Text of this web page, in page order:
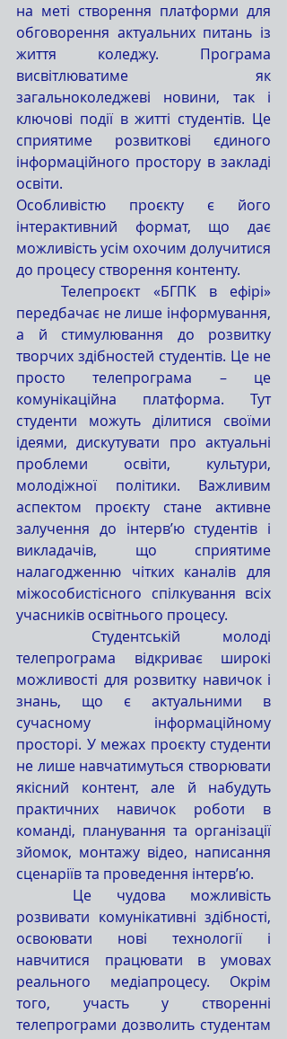
на меті створення платформи для
обговорення актуальних питань із
життя коледжу. Програма
висвітлюватиме як
загальноколеджеві новини, так і
ключові події в житті студентів. Це
сприятиме розвиткові єдиного
інформаційного простору в закладі
освіти.
Особливістю проєкту є його
інтерактивний формат, що дає
можливість усім охочим долучитися
до процесу створення контенту.
	Телепроєкт «БГПК в ефірі»
передбачає не лише інформування,
а й стимулювання до розвитку
творчих здібностей студентів. Це не
просто телепрограма – це
комунікаційна платформа. Тут
студенти можуть ділитися своїми
ідеями, дискутувати про актуальні
проблеми освіти, культури,
молодіжної політики. Важливим
аспектом проєкту стане активне
залучення до інтерв’ю студентів і
викладачів, що сприятиме
налагодженню чітких каналів для
міжособистісного спілкування всіх
учасників освітнього процесу.
телепрограма відкриває широкі
можливості для розвитку навичок і
знань, що є актуальними в
сучасному інформаційному
просторі. У межах проєкту студенти
не лише навчатимуться створювати
якісний контент, але й набудуть
практичних навичок роботи в
команді, планування та організації
зйомок, монтажу відео, написання
сценаріїв та проведення інтерв’ю.
розвивати комунікативні здібності,
освоювати нові технології і
навчитися працювати в умовах
реального медіапроцесу. Окрім
того, участь у створенні
телепрограми дозволить студентам